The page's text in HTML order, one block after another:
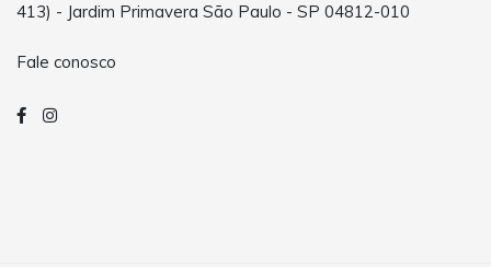
413) - Jardim Primavera São Paulo - SP 04812-010
Fale conosco